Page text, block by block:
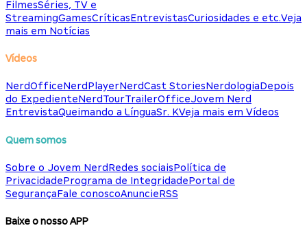
FilmesSéries, TV e
StreamingGamesCríticasEntrevistasCuriosidades e etc.Veja
mais em Notícias
Vídeos
NerdOfficeNerdPlayerNerdCast StoriesNerdologiaDepois
do ExpedienteNerdTourTrailerOfficeJovem Nerd
EntrevistaQueimando a LínguaSr. KVeja mais em Vídeos
Quem somos
Sobre o Jovem NerdRedes sociaisPolítica de
PrivacidadePrograma de IntegridadePortal de
SegurançaFale conoscoAnuncieRSS
Baixe o nosso APP